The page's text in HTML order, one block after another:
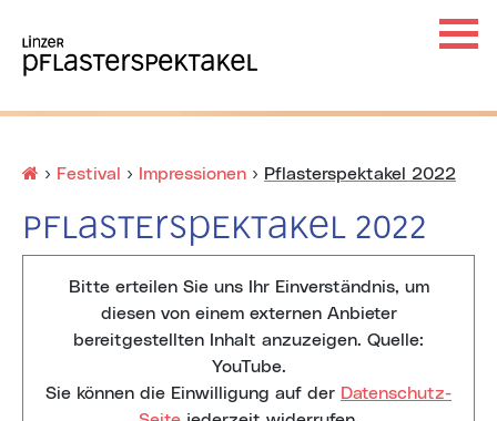
×
Startseite
› Festival › Impressionen › Pflasterspektakel 2022
Pflasterspektakel 2022
Bitte erteilen Sie uns Ihr Einverständnis, um
diesen von einem externen Anbieter
bereitgestellten Inhalt anzuzeigen. Quelle:
YouTube.
Sie können die Einwilligung auf der Datenschutz-